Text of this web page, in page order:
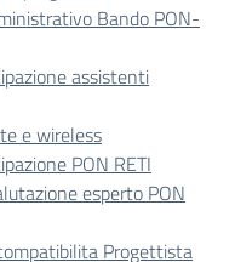
Bando PON-
assistenti
e wireless
PON RETI
esperto PON
Progettista